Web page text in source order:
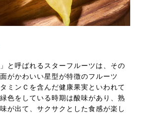
と呼ばれるスターフルーツは、その
がかわいい星型が特徴のフルーツ
ミンＣを含んだ健康果実といわれて
色をしている時期は酸味があり、熟
が出て、サクサクとした食感が楽し